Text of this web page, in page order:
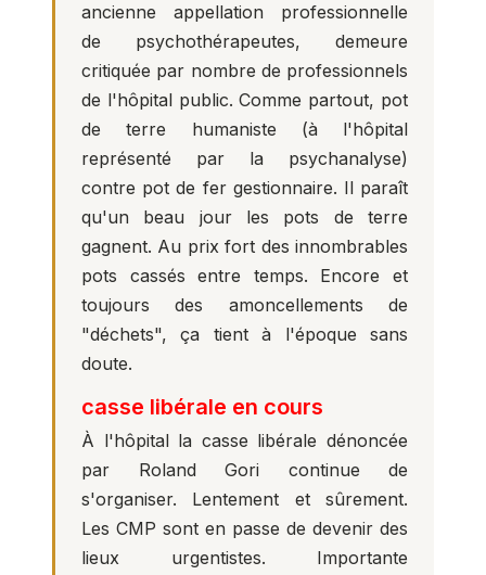
ancienne appellation professionnelle
de psychothérapeutes, demeure
critiquée par nombre de professionnels
de l'hôpital public. Comme partout, pot
de terre humaniste (à l'hôpital
représenté par la psychanalyse)
contre pot de fer gestionnaire. Il paraît
qu'un beau jour les pots de terre
gagnent. Au prix fort des innombrables
pots cassés entre temps. Encore et
toujours des amoncellements de
"déchets", ça tient à l'époque sans
doute.
casse libérale en cours
À l'hôpital la casse libérale dénoncée
par Roland Gori continue de
s'organiser. Lentement et sûrement.
Les CMP sont en passe de devenir des
lieux urgentistes. Importante